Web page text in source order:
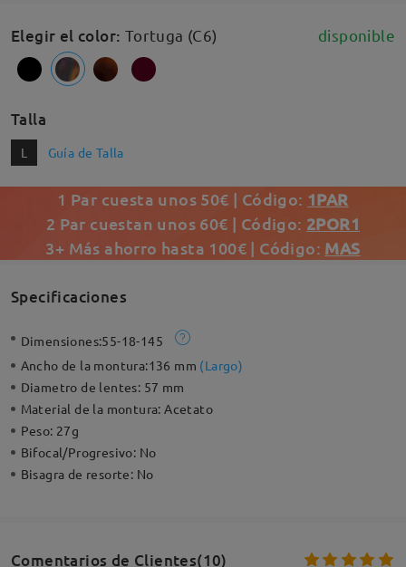
Elegir el color: Tortuga (C6) disponible
Talla
L Guía de Talla
1 Par cuesta unos 50€ | Código: 1PAR
2 Par cuestan unos 60€ | Código: 2POR1
3+ Más ahorro hasta 100€ | Código: MAS
Specificaciones
Dimensiones:55-18-145
Ancho de la montura:136 mm (Largo)
Diametro de lentes: 57 mm
Material de la montura:Acetato
Peso: 27g
Bifocal/Progresivo: No
Bisagra de resorte: No
Comentarios de Clientes(10)